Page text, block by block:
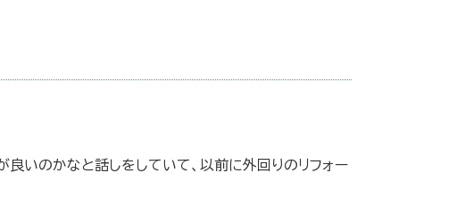
良いのかなと話しをしていて、以前に外回りのリフォー